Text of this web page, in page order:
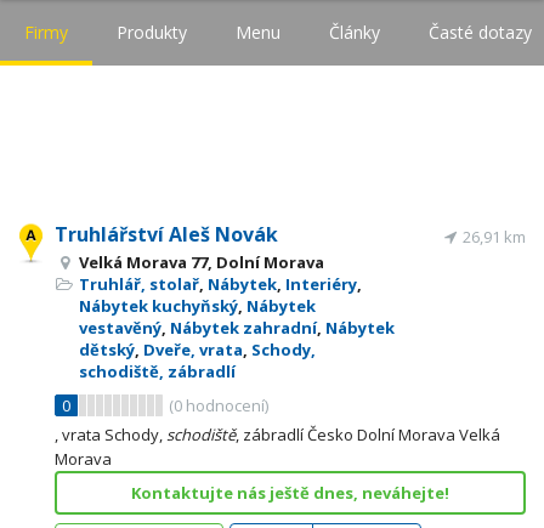
Firmy Produkty Menu Články Časté dotazy
Truhlářství Aleš Novák
Velká Morava 77, Dolní Morava
Truhlář, stolař, Nábytek, Interiéry,
Nábytek kuchyňský, Nábytek
vestavěný, Nábytek zahradní, Nábytek
dětský, Dveře, vrata, Schody,
schodiště, zábradlí
0
(0 hodnocení)
26,91 km
, vrata Schody,schodiště, zábradlí Česko Dolní Morava Velká
Morava
Kontaktujte nás ještě dnes, neváhejte!